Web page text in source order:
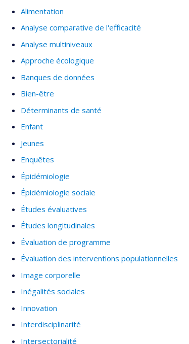
Alimentation
Analyse comparative de l'efficacité
Analyse multiniveaux
Approche écologique
Banques de données
Bien-être
Déterminants de santé
Enfant
Jeunes
Enquêtes
Épidémiologie
Épidémiologie sociale
Études évaluatives
Études longitudinales
Évaluation de programme
Évaluation des interventions populationnelles
Image corporelle
Inégalités sociales
Innovation
Interdisciplinarité
Intersectorialité